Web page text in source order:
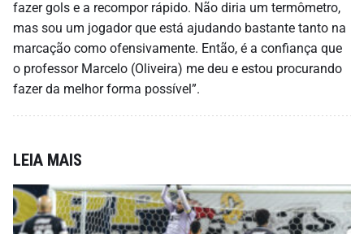
fazer gols e a recompor rápido. Não diria um termômetro,
mas sou um jogador que está ajudando bastante tanto na
marcação como ofensivamente. Então, é a confiança que
o professor Marcelo (Oliveira) me deu e estou procurando
fazer da melhor forma possível”.
LEIA MAIS